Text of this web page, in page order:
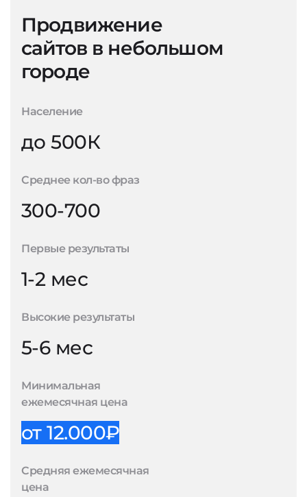
Продвижение
сайтов в небольшом
городе
Население
до 500К
Среднее кол-во фраз
300-700
Первые результаты
1-2 мес
Высокие результаты
5-6 мес
Минимальная
ежемесячная цена
от 12.000₽
Средняя ежемесячная
цена